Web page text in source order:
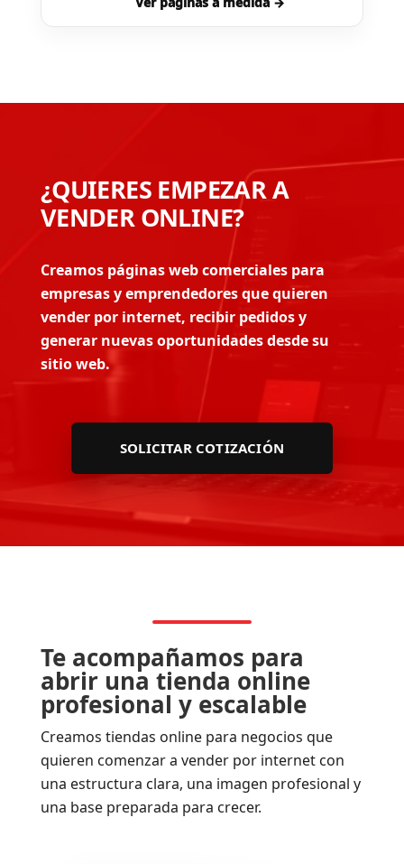
¿QUIERES EMPEZAR A
VENDER ONLINE?
Creamos páginas web comerciales para
empresas y emprendedores que quieren
vender por internet, recibir pedidos y
generar nuevas oportunidades desde su
sitio web.
SOLICITAR COTIZACIÓN
Te acompañamos para
abrir una tienda online
profesional y escalable
Creamos tiendas online para negocios que
quieren comenzar a vender por internet con
una estructura clara, una imagen profesional y
una base preparada para crecer.